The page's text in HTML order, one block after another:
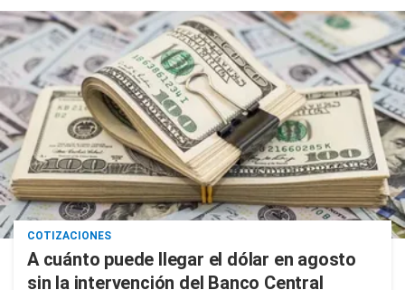
COTIZACIONES
A cuánto puede llegar el dólar en agosto
sin la intervención del Banco Central